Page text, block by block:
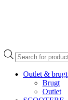
Products
search
Outlet & brugt
Brugt
Outlet